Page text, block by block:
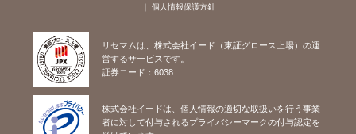
個人情報保護方針
リセマムは、株式会社イード（東証グロース上場）の運
営するサービスです。
証券コード：6038
株式会社イードは、個人情報の適切な取扱いを行う事業
者に対して付与されるプライバシーマークの付与認定を